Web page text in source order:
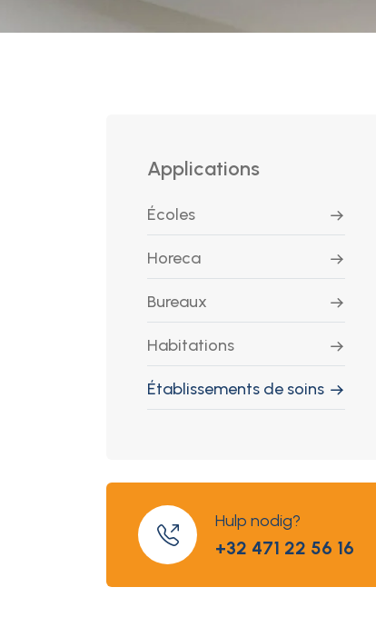
Applications
Écoles
Horeca
Bureaux
Habitations
Établissements de soins
Hulp nodig?
+32 471 22 56 16